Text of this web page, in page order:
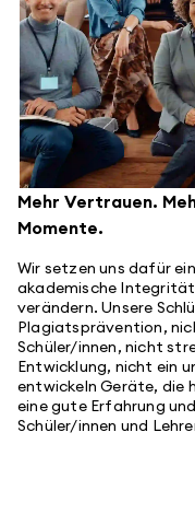
Mehr Vertrauen.
Momente.
Wir setzen uns dafür
akademische
verändern. Unsere
Plagiatsprävention,
Schüler/innen, nicht
Entwicklung, nicht ein
entwickeln Geräte, die
eine gute Erfahrung
Schüler/innen und